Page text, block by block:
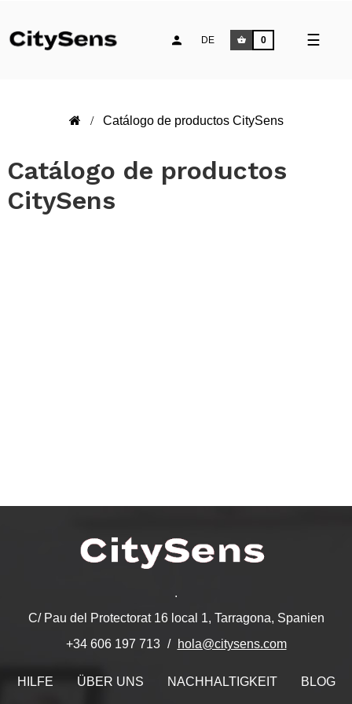
☰
DE 0
Catálogo de productos CitySens
Catálogo de productos
CitySens
.
C/ Pau del Protectorat 16 local 1, Tarragona, Spanien
+34 606 197 713
hola@citysens.com
HILFE ÜBER UNS NACHHALTIGKEIT BLOG